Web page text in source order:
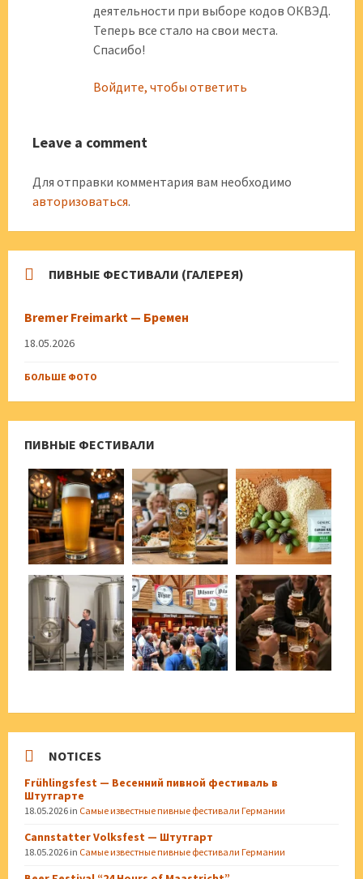
деятельности при выборе кодов ОКВЭД.
Теперь все стало на свои места.
Спасибо!
Войдите, чтобы ответить
Leave a comment
Для отправки комментария вам необходимо
авторизоваться.
ПИВНЫЕ ФЕСТИВАЛИ (ГАЛЕРЕЯ)
Bremer Freimarkt — Бремен
18.05.2026
БОЛЬШЕ ФОТО
ПИВНЫЕ ФЕСТИВАЛИ
NOTICES
Frühlingsfest — Весенний пивной фестиваль в
Штутгарте
18.05.2026 in Самые известные пивные фестивали Германии
Cannstatter Volksfest — Штутгарт
18.05.2026 in Самые известные пивные фестивали Германии